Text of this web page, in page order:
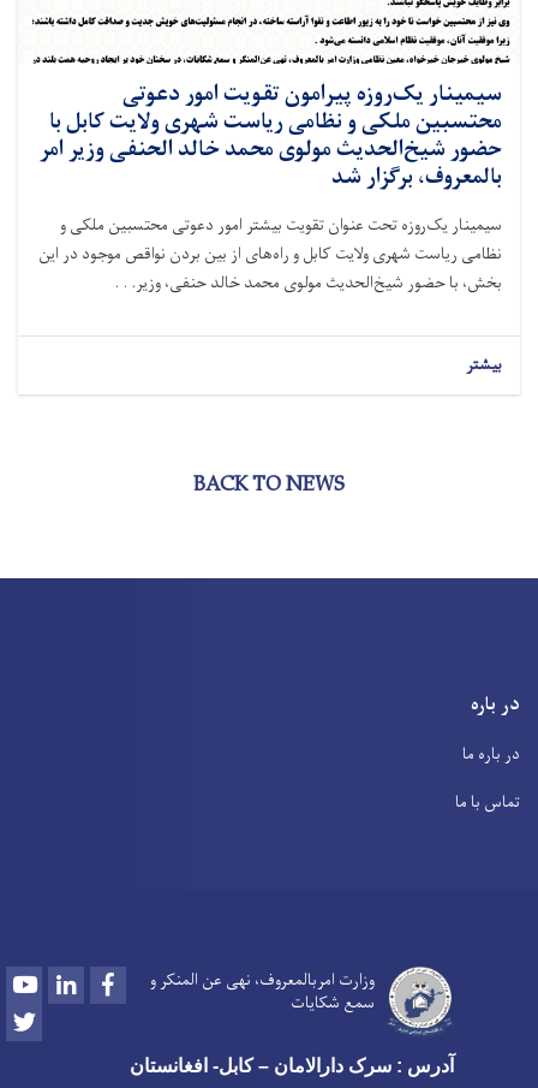
سیمینار یک‌روزه پیرامون تقویت امور دعوتی
محتسبین ملکی و نظامی ریاست شهری ولایت کابل با
حضور شیخ‌الحدیث مولوی محمد خالد الحنفی وزیر امر
بالمعروف، برگزار شد
سیمینار یک‌روزه تحت عنوان تقویت بیشتر امور دعوتی محتسبین ملکی و
نظامی ریاست شهری ولایت کابل و راه‌های از بین بردن نواقص موجود در این
بخش، با حضور شیخ‌الحدیث مولوی محمد خالد حنفی، وزیر. . .
بیشتر
BACK TO NEWS
در باره
در باره ما
تماس با ما
وزارت امربالمعروف، نهی عن المنکر و
سمع شکایات
YoutubeLinkedInFacebook
آدرس : سرک دارالامان – کابل- افغانستان